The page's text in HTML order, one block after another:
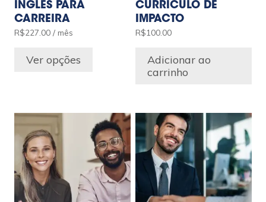
INGLÊS PARA
CARREIRA
R$227.00 / mês
Ver opções
CURRÍCULO DE
IMPACTO
R$100.00
Adicionar ao
carrinho